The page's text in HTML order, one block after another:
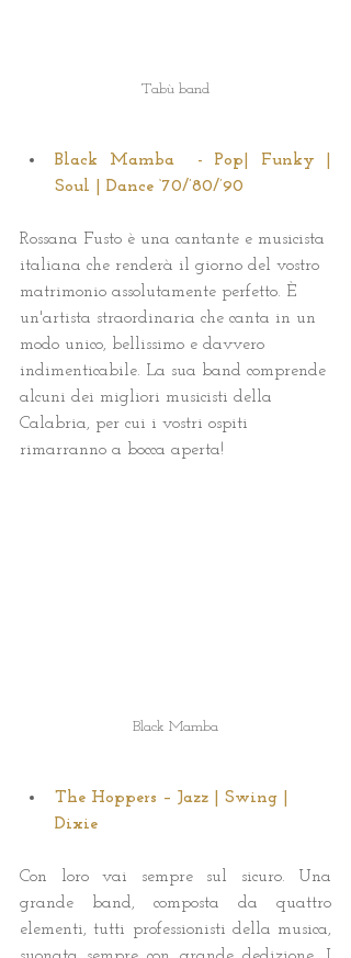
Tabù band
Black Mamba  - Pop| Funky |
Soul | Dance ‘70/’80/’90
Rossana Fusto è una cantante e musicista
italiana che renderà il giorno del vostro
matrimonio assolutamente perfetto. È
un'artista straordinaria che canta in un
modo unico, bellissimo e davvero
indimenticabile. La sua band comprende
alcuni dei migliori musicisti della
Calabria, per cui i vostri ospiti
rimarranno a bocca aperta!
Black Mamba
The Hoppers – Jazz | Swing |
Dixie
Con loro vai sempre sul sicuro. Una
grande band, composta da quattro
elementi, tutti professionisti della musica,